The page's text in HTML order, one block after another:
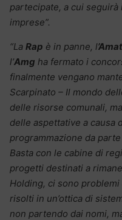
partecipate, a cui
imprese”.
“La Rap è in panne, l’Amat
l’Amg ha fermato i
finalmente vengano
Scarpinato – Il mondo
delle risorse comunali,
delle aspettative a causa
programmazione da
Basta con le cabine di
progetti destinati a
Holding, ci sono
risolti in un’ottica di
non partendo dai nomi,